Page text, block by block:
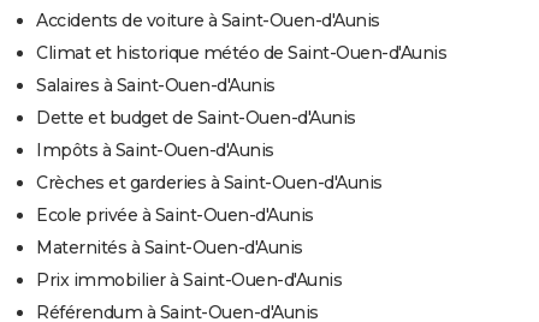
Accidents de voiture à Saint-Ouen-d'Aunis
Climat et historique météo de Saint-Ouen-d'Aunis
Salaires à Saint-Ouen-d'Aunis
Dette et budget de Saint-Ouen-d'Aunis
Impôts à Saint-Ouen-d'Aunis
Crèches et garderies à Saint-Ouen-d'Aunis
Ecole privée à Saint-Ouen-d'Aunis
Maternités à Saint-Ouen-d'Aunis
Prix immobilier à Saint-Ouen-d'Aunis
Référendum à Saint-Ouen-d'Aunis